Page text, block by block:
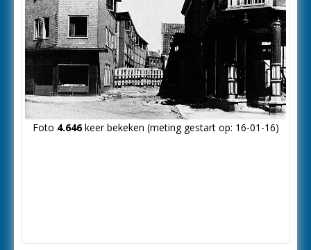
Foto 4.646keer bekeken (meting gestart op: 16-01-16)